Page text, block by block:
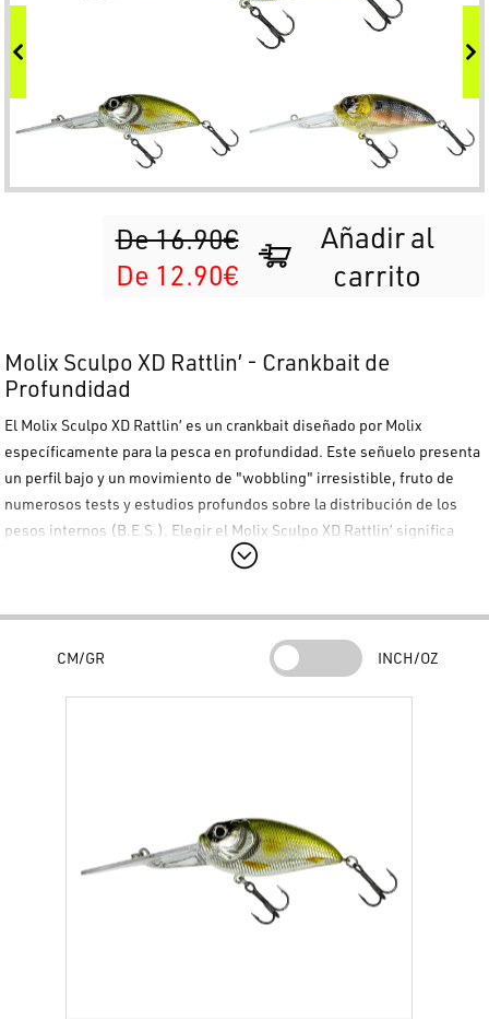
De 16.90€
De 12.90€
Añadir al
carrito
Molix Sculpo XD Rattlin’ - Crankbait de
Profundidad
El Molix Sculpo XD Rattlin’ es un crankbait diseñado por Molix
específicamente para la pesca en profundidad. Este señuelo presenta
un perfil bajo y un movimiento de "wobbling" irresistible, fruto de
numerosos tests y estudios profundos sobre la distribución de los
pesos internos (B.E.S.). Elegir el Molix Sculpo XD Rattlin’ significa
confiar en un señuelo técnico capaz de alcanzar capas de agua
Características Principales del Molix Sculpo XD Rattlin’
Rendimiento Anti-Enganches y Nado Atractivo
Molix Sculpo XD Rattlin’de un nado atractivo y un
permite evitar obstáculos ascendiendo hacia la superficie
durante las pausas de la recuperación.
Construcción Ecológica y Sistema Rattlin’
es un crankbait sin plomo: Molix
CM/GR INCH/OZ